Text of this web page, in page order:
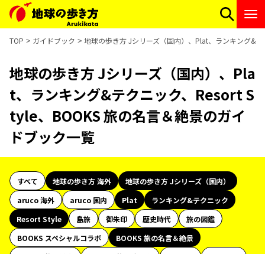
TOP ガイドブック 地球の歩き方 Jシリーズ（国内）、Plat、ランキング&
地球の歩き方 Jシリーズ（国内）、Pla
t、ランキング&テクニック、Resort S
tyle、BOOKS 旅の名言＆絶景のガイ
ドブック一覧
すべて 地球の歩き方 海外
地球の歩き方 Jシリーズ（国内）
aruco 海外
aruco 国内 Plat
ランキング&テクニック
Resort Style
島旅 御朱印 歴史時代
旅の図鑑
BOOKS スペシャルコラボ
BOOKS 旅の名言＆絶景